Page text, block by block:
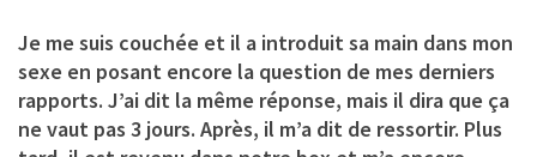
Je me suis couchée et il a introduit sa main dans mon
sexe en posant encore la question de mes derniers
rapports. J’ai dit la même réponse, mais il dira que ça
ne vaut pas 3 jours. Après, il m’a dit de ressortir. Plus